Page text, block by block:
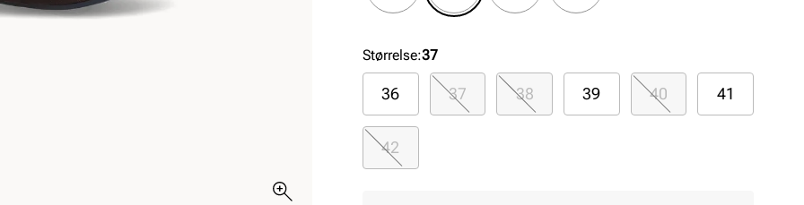
Størrelse:37
36 37 38 39 40 41
42